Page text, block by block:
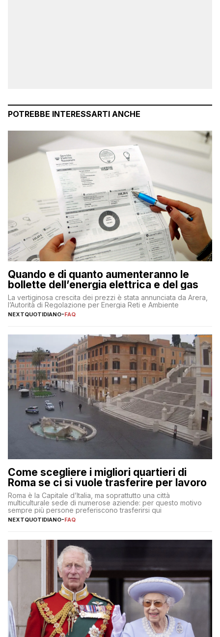
POTREBBE INTERESSARTI ANCHE
Quando e di quanto aumenteranno le
bollette dell’energia elettrica e del gas
La vertiginosa crescita dei prezzi è stata annunciata da Arera,
l’Autorità di Regolazione per Energia Reti e Ambiente
NEXTQUOTIDIANO-FAQ
Come scegliere i migliori quartieri di
Roma se ci si vuole trasferire per lavoro
Roma è la Capitale d’Italia, ma soprattutto una città
multiculturale sede di numerose aziende: per questo motivo
sempre più persone preferiscono trasferirsi qui
NEXTQUOTIDIANO-FAQ